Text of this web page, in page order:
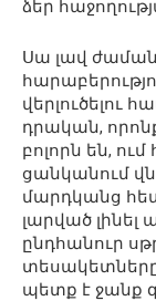
ձեր
Սա լավ
վերլուծելու
դրական,
բոլորն են,
ցանկանում
մարդկանց
լարված լինել
ընդհանուր
պետք է ջանք